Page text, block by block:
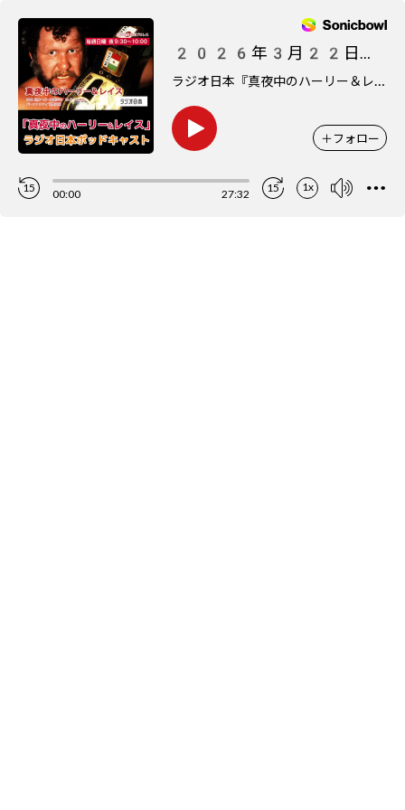
2026年3月22日 vs 萩原健太（音楽評論家）
ラ
ジオ日本『真夜中のハーリー＆レイス』ポッドキャスト
＋フォロー
15 00:00 27:32 15 1x